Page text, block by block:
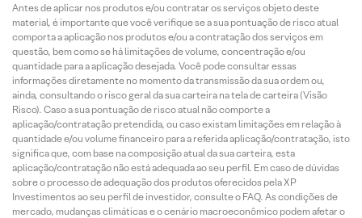
Antes de aplicar nos produtos e/ou contratar os serviços objeto deste
material, é importante que você verifique se a sua pontuação de risco atual
comporta a aplicação nos produtos e/ou a contratação dos serviços em
questão, bem como se há limitações de volume, concentração e/ou
quantidade para a aplicação desejada. Você pode consultar essas
informações diretamente no momento da transmissão da sua ordem ou,
ainda, consultando o risco geral da sua carteira na tela de carteira (Visão
Risco). Caso a sua pontuação de risco atual não comporte a
aplicação/contratação pretendida, ou caso existam limitações em relação à
quantidade e/ou volume financeiro para a referida aplicação/contratação, isto
significa que, com base na composição atual da sua carteira, esta
aplicação/contratação não está adequada ao seu perfil. Em caso de dúvidas
sobre o processo de adequação dos produtos oferecidos pela XP
Investimentos ao seu perfil de investidor, consulte o FAQ. As condições de
mercado, mudanças climáticas e o cenário macroeconômico podem afetar o